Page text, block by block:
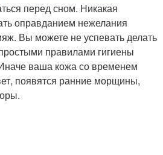
перед сном. Никакая
оправданием нежелания
Вы можете не успевать делать
правилами гигиены
ваша кожа со временем
появятся ранние морщины,